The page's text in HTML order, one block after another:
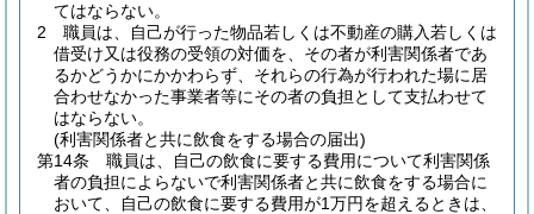
てはならない。
2
職員は、自己が行った物品若しくは不動産の購入若しくは
借受け又は役務の受領の対価を、その者が利害関係者であ
るかどうかにかかわらず、それらの行為が行われた場に居
合わせなかった事業者等にその者の負担として支払わせて
はならない。
(利害関係者と共に飲食をする場合の届出)
第14条
職員は、自己の飲食に要する費用について利害関係
者の負担によらないで利害関係者と共に飲食をする場合に
おいて、自己の飲食に要する費用が1万円を超えるときは、